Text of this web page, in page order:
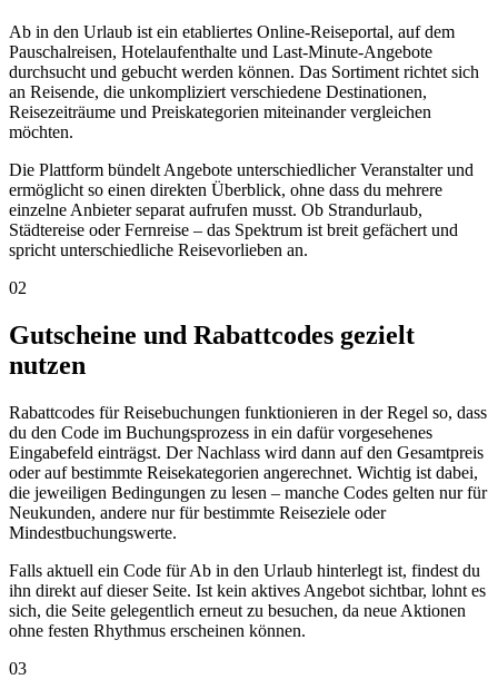
Ab in den Urlaub ist ein etabliertes Online-Reiseportal, auf dem
Pauschalreisen, Hotelaufenthalte und Last-Minute-Angebote
durchsucht und gebucht werden können. Das Sortiment richtet sich
an Reisende, die unkompliziert verschiedene Destinationen,
Reisezeiträume und Preiskategorien miteinander vergleichen
möchten.
Die Plattform bündelt Angebote unterschiedlicher Veranstalter und
ermöglicht so einen direkten Überblick, ohne dass du mehrere
einzelne Anbieter separat aufrufen musst. Ob Strandurlaub,
Städtereise oder Fernreise – das Spektrum ist breit gefächert und
spricht unterschiedliche Reisevorlieben an.
02
Gutscheine und Rabattcodes gezielt
nutzen
Rabattcodes für Reisebuchungen funktionieren in der Regel so, dass
du den Code im Buchungsprozess in ein dafür vorgesehenes
Eingabefeld einträgst. Der Nachlass wird dann auf den Gesamtpreis
oder auf bestimmte Reisekategorien angerechnet. Wichtig ist dabei,
die jeweiligen Bedingungen zu lesen – manche Codes gelten nur für
Neukunden, andere nur für bestimmte Reiseziele oder
Mindestbuchungswerte.
Falls aktuell ein Code für Ab in den Urlaub hinterlegt ist, findest du
ihn direkt auf dieser Seite. Ist kein aktives Angebot sichtbar, lohnt es
sich, die Seite gelegentlich erneut zu besuchen, da neue Aktionen
ohne festen Rhythmus erscheinen können.
03